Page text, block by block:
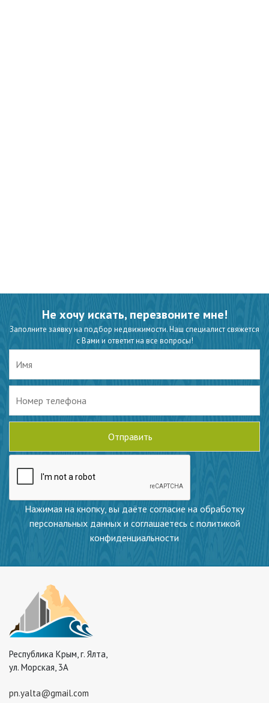
Не хочу искать, перезвоните мне!
Заполните заявку на подбор недвижимости. Наш специалист свяжется
с Вами и ответит на все вопросы!
Нажимая на кнопку, вы даёте согласие на обработку
персональных данных и соглашаетесь с политикой
конфиденциальности
Республика Крым, г. Ялта,
ул. Морская, 3А
pn.yalta@gmail.com